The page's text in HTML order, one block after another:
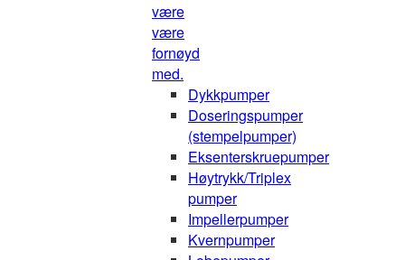
være
være
fornøyd
med.
Dykkpumper
Doseringspumper
(stempelpumper)
Eksenterskruepumper
Høytrykk/Triplex
pumper
Impellerpumper
Kvernpumper